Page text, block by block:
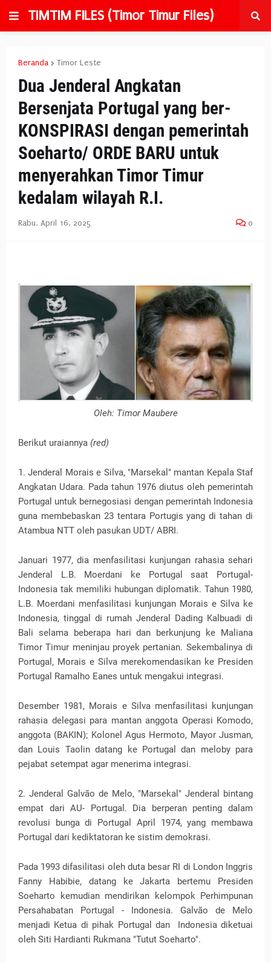
TIMTIM FILES (Timor Timur Files)
Beranda Timor Leste
Dua Jenderal Angkatan
Bersenjata Portugal yang ber-
KONSPIRASI dengan pemerintah
Soeharto/ ORDE BARU untuk
menyerahkan Timor Timur
kedalam wilayah R.I.
Rabu, April 16, 2025 0
Oleh: Timor Maubere
Berikut uraiannya (red)
1. Jenderal Morais e Silva, "Marsekal" mantan Kepala Staf
Angkatan Udara. Pada tahun 1976 diutus oleh pemerintah
Portugal untuk bernegosiasi dengan pemerintah Indonesia
guna membebaskan 23 tentara Portugis yang di tahan di
Atambua NTT oleh pasukan UDT/ ABRI.
Januari 1977, dia menfasilitasi kunjungan rahasia sehari
Jenderal L.B. Moerdani ke Portugal saat Portugal-
Indonesia tak memiliki hubungan diplomatik. Tahun 1980,
L.B. Moerdani menfasilitasi kunjungan Morais e Silva ke
Indonesia, tinggal di rumah Jenderal Dading Kalbuadi di
Bali selama beberapa hari dan berkunjung ke Maliana
Timor Timur meninjau proyek pertanian. Sekembalinya di
Portugal, Morais e Silva merekomendasikan ke Presiden
Portugal Ramalho Eanes untuk mengakui integrasi.
Desember 1981, Morais e Silva menfasilitasi kunjungan
rahasia delegasi para mantan anggota Operasi Komodo,
anggota (BAKIN); Kolonel Agus Hermoto, Mayor Jusman,
dan Louis Taolin datang ke Portugal dan meloby para
pejabat setempat agar menerima integrasi.
2. Jenderal Galvão de Melo, "Marsekal" Jenderal bintang
empat dari AU- Portugal. Dia berperan penting dalam
revolusi bunga di Portugal April 1974, yang membawa
Portugal dari kediktatoran ke sistim demokrasi.
Pada 1993 difasilitasi oleh duta besar RI di London Inggris
Fanny Habibie, datang ke Jakarta bertemu Presiden
Soeharto kemudian mendirikan kelompok Perhimpunan
Persahabatan Portugal - Indonesia. Galvão de Melo
menjadi Ketua di pihak Portugal dan Indonesia diketuai
oleh Siti Hardianti Rukmana "Tutut Soeharto".